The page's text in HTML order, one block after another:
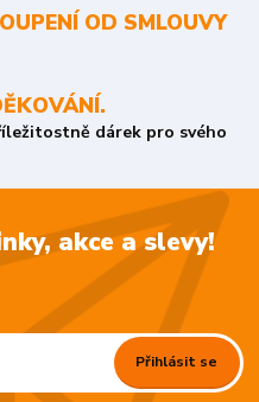
OD SMLOUVY
dárek pro svého
akce a slevy!
Přihlásit se